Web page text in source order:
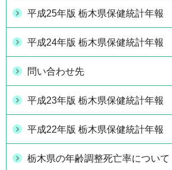
平成25年版 栃木県保健統計年報
平成24年版 栃木県保健統計年報
問い合わせ先
平成23年版 栃木県保健統計年報
平成22年版 栃木県保健統計年報
栃木県の年齢調整死亡率について